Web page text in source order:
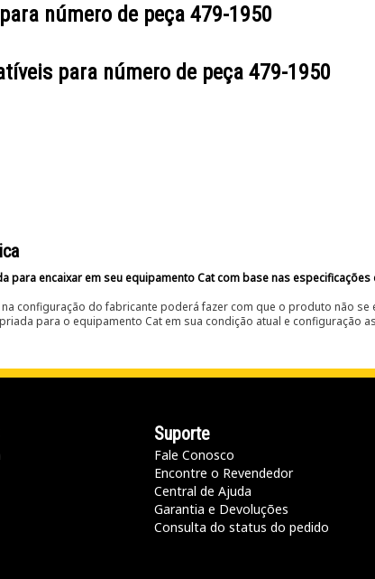
número de peça 479-1950
para número de peça 479-1950
para encaixar em seu equipamento Cat com base nas
configuração do fabricante poderá fazer com que o produto não
para o equipamento Cat em sua condição atual e
Suporte
Fale Conosco
Encontre o Revendedor
Central de Ajuda
Garantia e Devoluções
Consulta do status do pedido